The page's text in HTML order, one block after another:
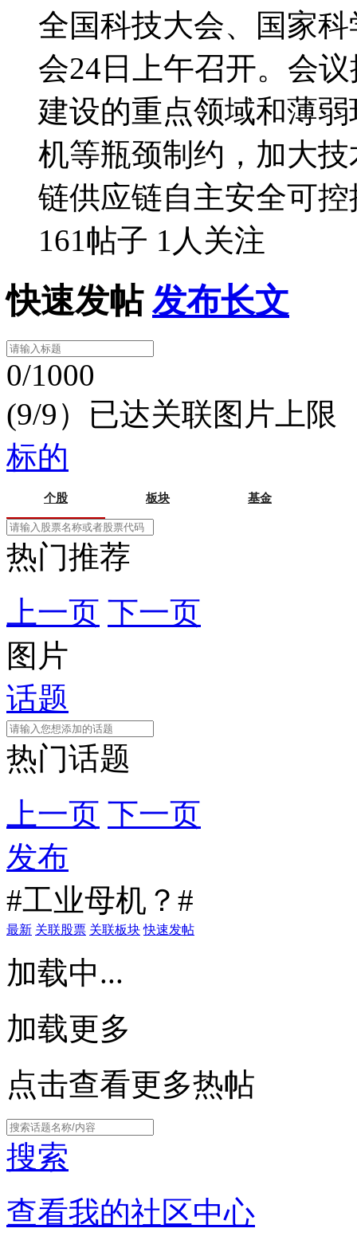
全国科技大会、国家
会24日上午召开。会
建设的重点领域和薄
机等瓶颈制约，加大
链供应链自主安全可
161帖子 1人关注
快速发帖 发布长文
0/1000
(9/9）已达关联图片上限
标的
个股 板块 基金
热门推荐
上一页 下一页
图片
话题
热门话题
上一页 下一页
发布
#工业母机？#
最新 关联股票 关联板块 快速发帖
加载中...
加载更多
点击查看更多热帖
搜索
查看我的社区中心